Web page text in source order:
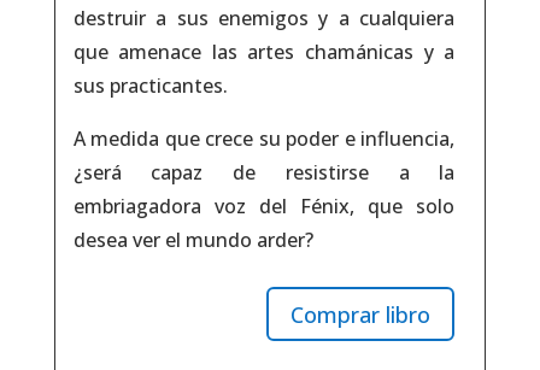
destruir a sus enemigos y a cualquiera
que amenace las artes chamánicas y a
sus practicantes.
A medida que crece su poder e influencia,
¿será capaz de resistirse a la
embriagadora voz del Fénix, que solo
desea ver el mundo arder?
Comprar libro